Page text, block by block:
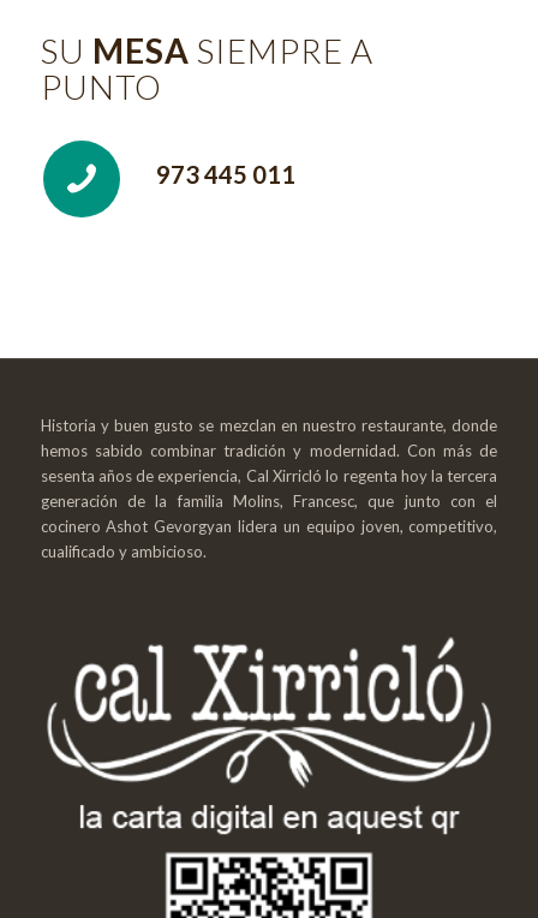
SU MESA SIEMPRE A
PUNTO
973 445 011
Historia y buen gusto se mezclan en nuestro restaurante, donde
hemos sabido combinar tradición y modernidad. Con más de
sesenta años de experiencia, Cal Xirricló lo regenta hoy la tercera
generación de la familia Molins, Francesc, que junto con el
cocinero Ashot Gevorgyan lidera un equipo joven, competitivo,
cualificado y ambicioso.